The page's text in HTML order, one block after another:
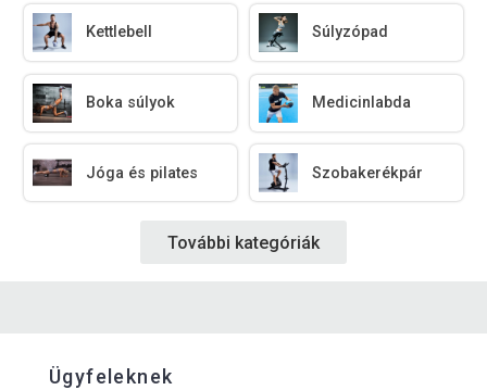
Kettlebell Súlyzópad
Boka súlyok Medicinlabda
Jóga és pilates Szobakerékpár
További kategóriák
Ügyfeleknek